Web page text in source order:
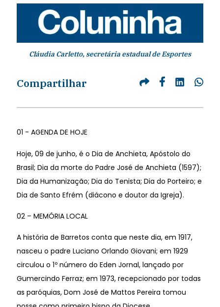
Cláudia Carletto, secretária estadual de Esportes
Compartilhar
01 - AGENDA DE HOJE
Hoje, 09 de junho, é o Dia de Anchieta, Apóstolo do
Brasil; Dia da morte do Padre José de Anchieta (1597);
Dia da Humanização; Dia do Tenista; Dia do Porteiro; e
Dia de Santo Efrém (diácono e doutor da Igreja).
02 – MEMÓRIA LOCAL
A história de Barretos conta que neste dia, em 1917,
nasceu o padre Luciano Orlando Giovani; em 1929
circulou o 1º número do Eden Jornal, lançado por
Gumercindo Ferraz; em 1973, recepcionado por todas
as paróquias, Dom José de Mattos Pereira tomou